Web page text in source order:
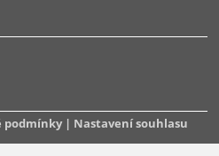
podmínky Nastavení souhlasu